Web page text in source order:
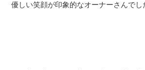
優しい笑顔が印象的なオーナーさんでし